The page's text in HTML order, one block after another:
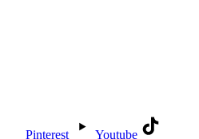
Pinterest Youtube